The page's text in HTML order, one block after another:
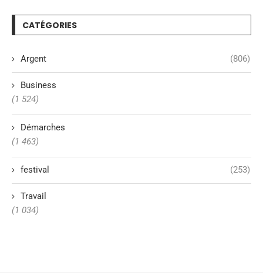
CATÉGORIES
Argent (806)
Business
(1 524)
Démarches
(1 463)
festival (253)
Travail
(1 034)